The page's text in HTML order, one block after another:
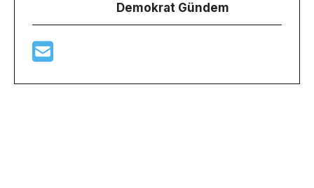
Demokrat Gündem